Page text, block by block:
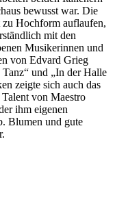
bewusst war. Die
Hochform auflaufen,
mit den
Musikerinnen und
von Edvard Grieg
und „In der Halle
zeigte sich auch das
von Maestro
ihm eigenen
Blumen und gute